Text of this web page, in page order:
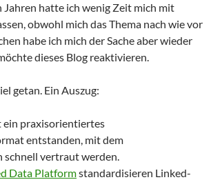
Jahren hatte ich wenig Zeit mich mit
obwohl mich das Thema nach wie vor
habe ich mich der Sache aber wieder
dieses Blog reaktivieren.
getan. Ein Auszug:
ein praxisorientiertes
entstanden, mit dem
schnell vertraut werden.
Data Platformstandardisieren Linked-